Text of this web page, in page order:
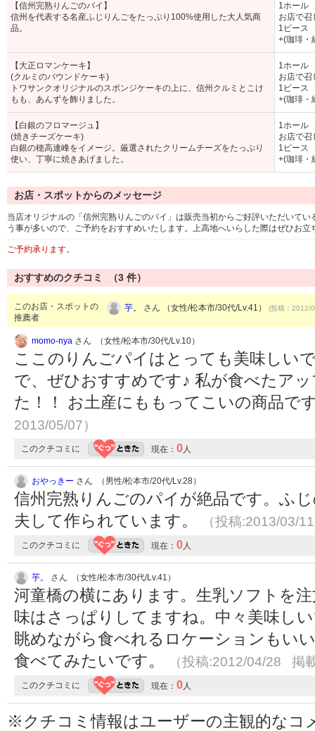
【信州完熟りんごのパイ】
信州を代表する名産ふじりんごをたっぷり100%使用した大人気商
品。
1ホール
お店で召
1ピース
+(珈琲
【大正ロマンケーキ】
(クルミのパウンドケーキ)
トワサンクオリジナルのスポンジケーキの上に、信州クルミとこけ
もも、あんずを飾りました。
1ホール
お店で召
1ピース
+(珈琲
【白銀のフロマージュ】
(焼きチーズケーキ)
白銀の穂高連峰をイメージ。厳選されたクリームチーズをたっぷり
使い、丁寧に焼きあげました。
1ホール
お店で召
1ピース
+(珈琲
お店・スポットからのメッセージ
当店オリジナルの「信州完熟りんごのパイ」は販売当初からご好評いただいて
う事が多いので、ご予約をおすすめいたします。上高地へいらした際はぜひお立
ご予約承ります。
おすすめのクチコミ （3 件）
このお店・スポットの
推薦者
芋。 さん （女性/松本市/30代/Lv.41） (投稿：2012/
momo-nya さん （女性/松本市/30代/Lv.10）
ここのりんごパイはとっても美味しい
で、ぜひおすすめです♪ 私が食べたア
た！！ お土産にももってこいの商品で
2013/05/07）
このクチコミに 現在： 0人
おやっきー さん （男性/松本市/20代/Lv.28）
信州完熟りんごのパイが絶品です。ふ
夫して作られています。
（投稿:2013/03/
このクチコミに 現在： 0人
芋。 さん （女性/松本市/30代/Lv.41）
河童橋の横にあります。生乳ソフトを
味はさっぱりしてますね。中々美味し
眺めながら食べれるロケーションもい
食べてみたいです。
（投稿:2012/04/28 掲
このクチコミに 現在： 0人
※クチコミ情報はユーザーの主観的なコ